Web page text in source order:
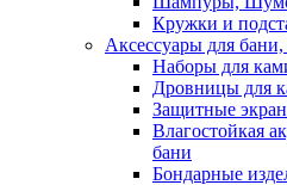
Кружки и
Аксессуары для
Наборы для
Дровницы для
Защитные
Влагостойкая
бани
Бондарные